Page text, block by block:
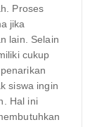
Proses
jika
lain. Selain
cukup
siswa ingin
Hal ini